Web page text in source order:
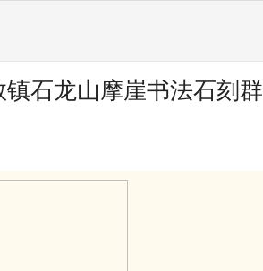
石龙山摩崖书法石刻群